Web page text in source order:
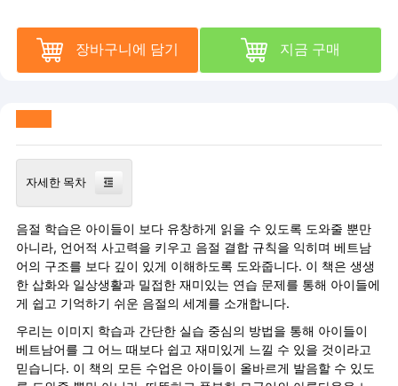
장바구니에 담기 지금 구매
자세한 목차
음절 학습은 아이들이 보다 유창하게 읽을 수 있도록 도와줄 뿐만
아니라, 언어적 사고력을 키우고 음절 결합 규칙을 익히며 베트남
어의 구조를 보다 깊이 있게 이해하도록 도와줍니다. 이 책은 생생
한 삽화와 일상생활과 밀접한 재미있는 연습 문제를 통해 아이들에
게 쉽고 기억하기 쉬운 음절의 세계를 소개합니다.
우리는 이미지 학습과 간단한 실습 중심의 방법을 통해 아이들이
베트남어를 그 어느 때보다 쉽고 재미있게 느낄 수 있을 것이라고
믿습니다. 이 책의 모든 수업은 아이들이 올바르게 발음할 수 있도